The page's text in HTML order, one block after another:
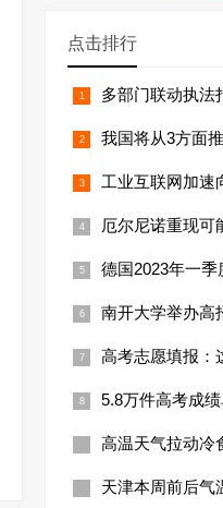
点击排行
多部门联动执法
我国将从3方面
工业互联网加速
厄尔尼诺重现可
德国2023年一季
南开大学举办高
高考志愿填报：
5.8万件高考成
高温天气拉动冷
天津本周前后气